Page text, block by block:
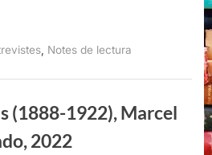
Notes de lectura
(1888-1922), Marcel
2022